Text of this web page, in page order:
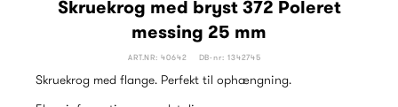
Skruekrog med bryst 372 Poleret
messing 25 mm
ART.NR: 40642 DB-nr: 1342745
Skruekrog med flange. Perfekt til ophængning.